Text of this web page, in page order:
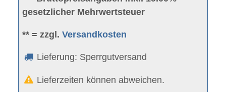
gesetzlicher Mehrwertsteuer
** = zzgl.Versandkosten
Lieferung: Sperrgutversand
Lieferzeiten können abweichen.